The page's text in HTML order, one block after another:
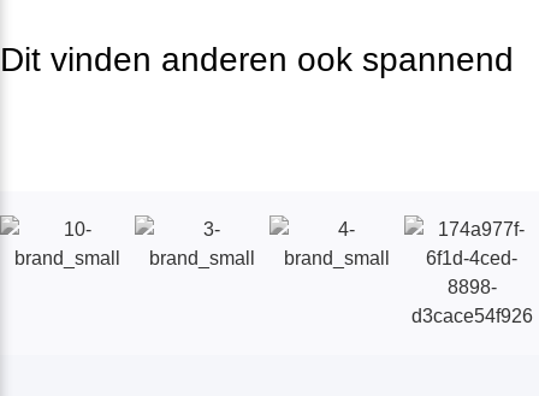
Dit vinden anderen ook spannend